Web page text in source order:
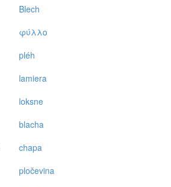
Blech
φύλλo
pléh
lamiera
loksne
blacha
chapa
pločevina